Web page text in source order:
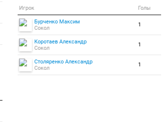
Игрок Голы
Бурченко Максим
Сокол
1
Коротаев Александр
Сокол
1
Столяренко Александр
Сокол
1